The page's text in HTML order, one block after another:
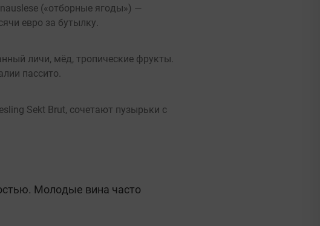
(«отборные ягоды») —
евро за бутылку.
личи, мёд, тропические фрукты.
пассито.
Sekt Brut, сочетают пузырьки с
Молодые вина часто